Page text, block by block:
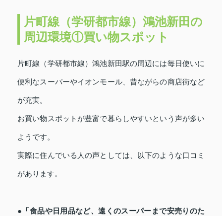
片町線（学研都市線）鴻池新田の
周辺環境①買い物スポット
片町線（学研都市線）鴻池新田駅の周辺には毎日使いに
便利なスーパーやイオンモール、昔ながらの商店街など
が充実。
お買い物スポットが豊富で暮らしやすいという声が多い
ようです。
実際に住んでいる人の声としては、以下のような口コミ
があります。
●「食品や日用品など、遠くのスーパーまで安売りのた